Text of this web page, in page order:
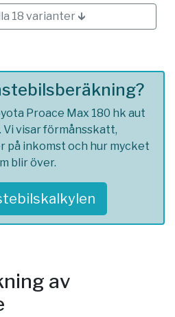
18 varianter 🡳
Proace Max 180 hk aut
visar förmånsskatt,
på inkomst och hur mycket
blir över.
av